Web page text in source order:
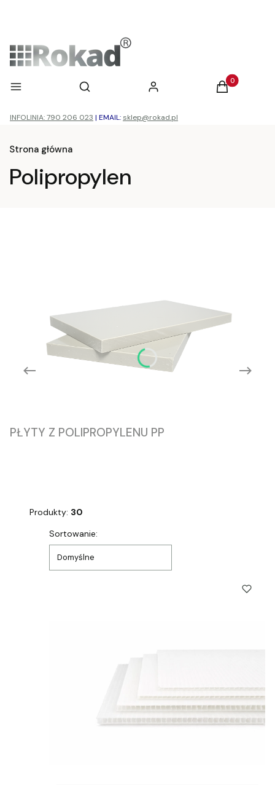
Menu Otwórz wyszukiwarkę
Szukaj Zaloguj się Produkty w
Koszyk
INFOLINIA: 790 206 023 | EMAIL: sklep@rokad.pl
Strona główna
Polipropylen
PŁYTY Z POLIPROPYLENU PP
Produkty: 30
Lista produktów
Sortowanie:
Domyślne